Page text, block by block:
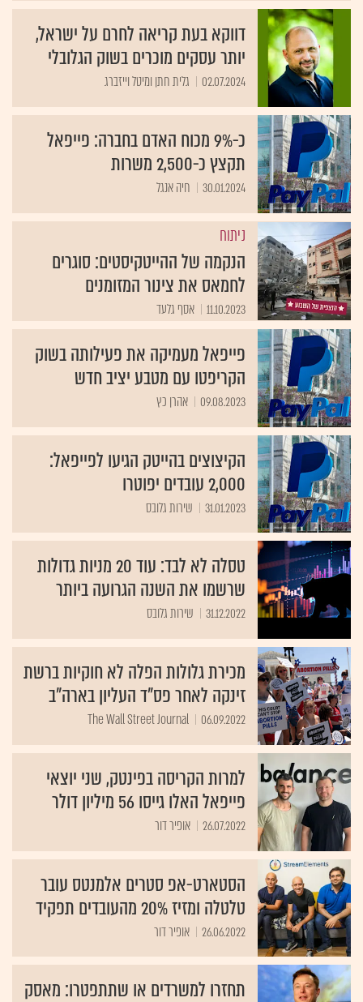
דווקא בעת קריאה לחרם על ישראל,
יותר עסקים מוכרים בשוק הגלובלי
02.07.2024 גלית חתן ומיטל וייזברג
כ-9% מכוח האדם בחברה: פייפאל
תקצץ כ-2,500 משרות
30.01.2024 חיה אנגל
ניתוח
הנקמה של ההייטקיסטים: סוגרים
לחמאס את צינור המזומנים
11.10.2023 אסף גלעד
פייפאל מעמיקה את פעילותה בשוק
הקריפטו עם מטבע יציב חדש
09.08.2023 אהרן כץ
הקיצוצים בהייטק הגיעו לפייפאל:
2,000 עובדים יפוטרו
31.01.2023 שירות גלובס
טסלה לא לבד: עוד 20 מניות גדולות
שרשמו את השנה הגרועה ביותר
31.12.2022 שירות גלובס
מכירת גלולות הפלה לא חוקיות ברשת
זינקה לאחר פס"ד העליון בארה"ב
06.09.2022
The Wall Street Journal
למרות הקריסה בפינטק, שני יוצאי
פייפאל האלו גייסו 56 מיליון דולר
26.07.2022 אופיר דור
הסטארט-אפ סטרים אלמנטס עובר
טלטלה ומזיז 20% מהעובדים תפקיד
26.06.2022 אופיר דור
תחזרו למשרדים או שתתפטרו: מאסק